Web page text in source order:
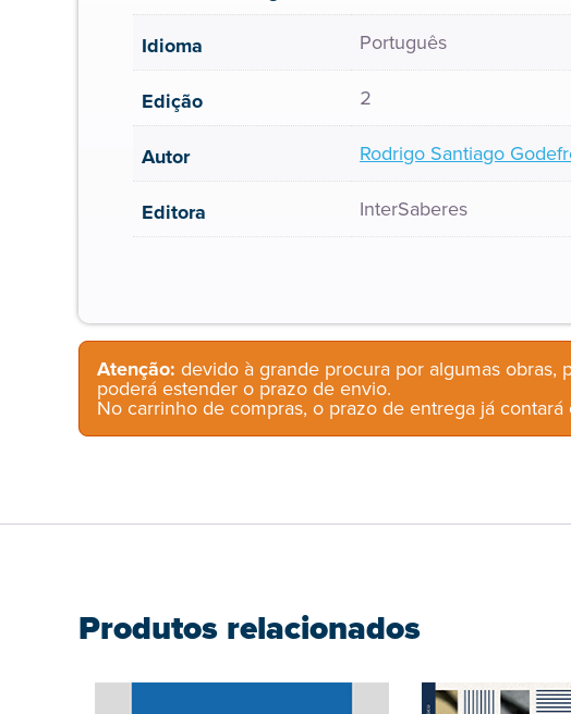
Idioma Português
Edição 2
Autor Rodrigo Santiago
Editora InterSaberes
Atenção: devido à grande procura por algumas
poderá estender o prazo de envio.
No carrinho de compras, o prazo de entrega já contará
Produtos relacionados